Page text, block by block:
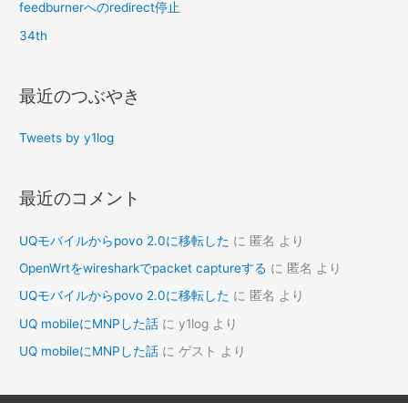
feedburnerへのredirect停止
34th
最近のつぶやき
Tweets by y1log
最近のコメント
UQモバイルからpovo 2.0に移転した に 匿名 より
OpenWrtをwiresharkでpacket captureする に 匿名 より
UQモバイルからpovo 2.0に移転した に 匿名 より
UQ mobileにMNPした話 にy1log より
UQ mobileにMNPした話 にゲスト より